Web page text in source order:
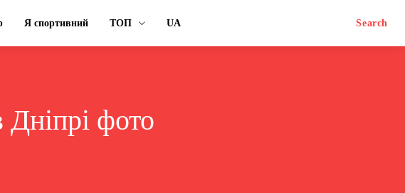
Я спортивний ТОП UA Search
Дніпрі фото